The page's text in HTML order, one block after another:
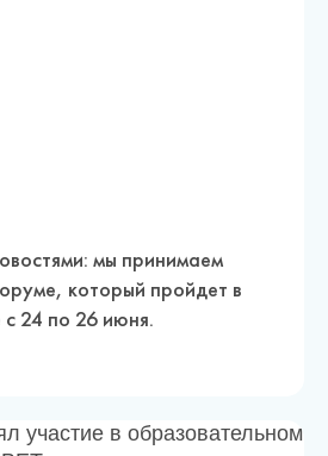
мы принимаем
который пройдет в
24 по 26 июня.